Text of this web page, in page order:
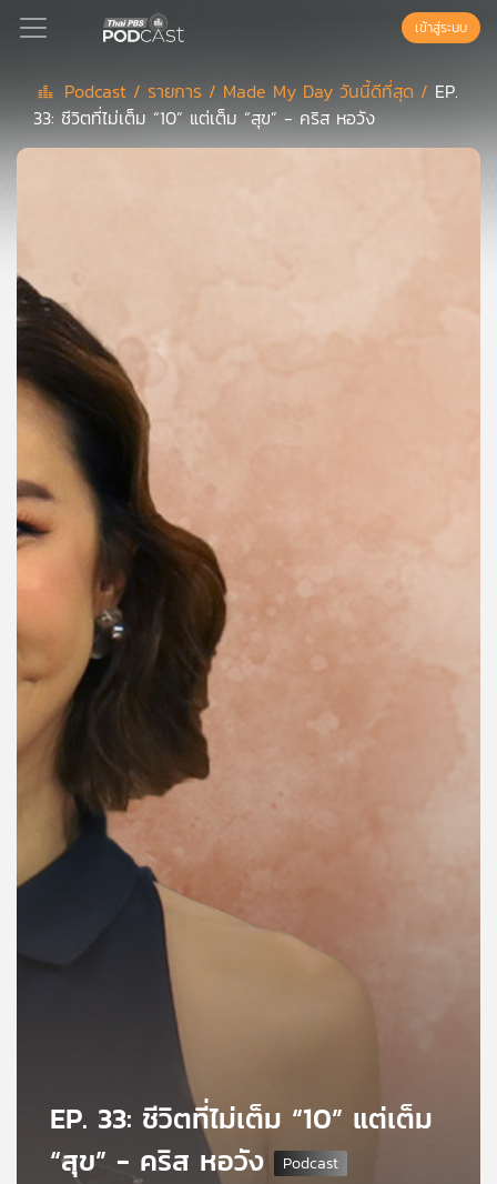
Podcast
สต์
แนะนำ
เพล
ย์
ลิ
ของ
คุณ
เพลง
บทความ
ข่าว
กิจกรรม
เกี่ยว
เข้าสู่ระบบ
Podcast / รายการ / Made My Day วันนี้ดีที่สุด / EP.
33: ชีวิตที่ไม่เต็ม “10” แต่เต็ม “สุข” - คริส หอวัง
EP. 33: ชีวิตที่ไม่เต็ม “10” แต่เต็ม
“สุข” - คริส หอวัง